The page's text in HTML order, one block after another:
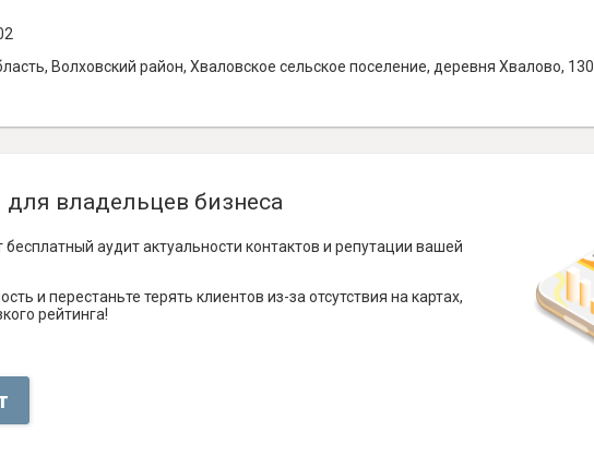
Волховский район, Хваловское сельское поселение, деревня Хвалово, 130
владельцев бизнеса
аудит актуальности контактов и репутации вашей
и перестаньте терять клиентов из-за отсутствия на картах,
рейтинга!